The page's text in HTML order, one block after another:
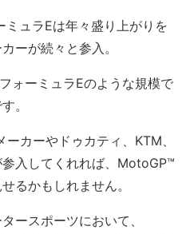
ュラEは年々盛り上がりを
ーが続々と参入。
ォーミュラEのような規模で
。
カーやドゥカティ、KTM、
入してくれれば、MotoGP™️
るかもしれません。
ースポーツにおいて、